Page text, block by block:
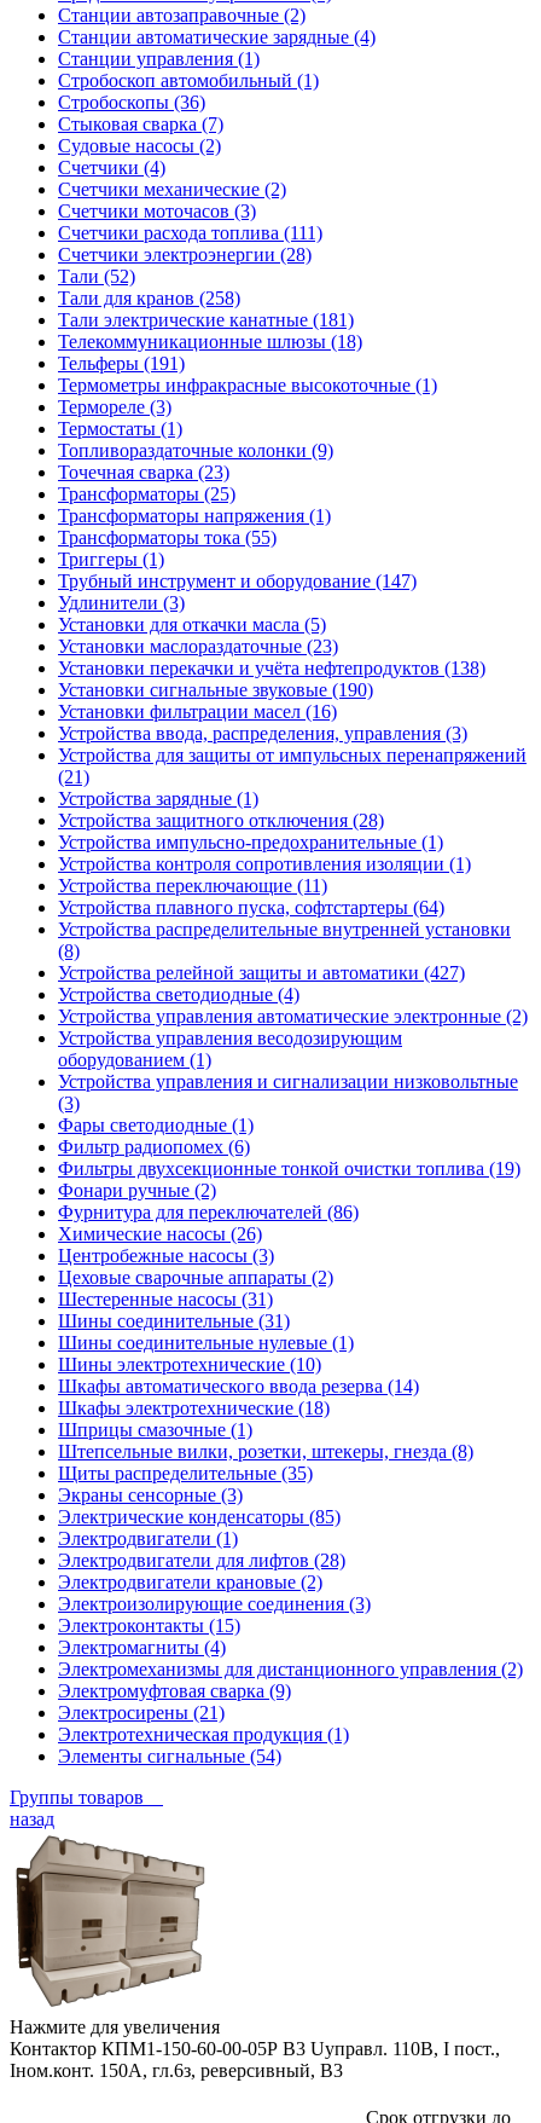
Станции автозаправочные (2)
Станции автоматические зарядные (4)
Станции управления (1)
Стробоскоп автомобильный (1)
Стробоскопы (36)
Стыковая сварка (7)
Судовые насосы (2)
Счетчики (4)
Счетчики механические (2)
Счетчики моточасов (3)
Счетчики расхода топлива (111)
Счетчики электроэнергии (28)
Тали (52)
Тали для кранов (258)
Тали электрические канатные (181)
Телекоммуникационные шлюзы (18)
Тельферы (191)
Термометры инфракрасные высокоточные (1)
Термореле (3)
Термостаты (1)
Топливораздаточные колонки (9)
Точечная сварка (23)
Трансформаторы (25)
Трансформаторы напряжения (1)
Трансформаторы тока (55)
Триггеры (1)
Трубный инструмент и оборудование (147)
Удлинители (3)
Установки для откачки масла (5)
Установки маслораздаточные (23)
Установки перекачки и учёта нефтепродуктов (138)
Установки сигнальные звуковые (190)
Установки фильтрации масел (16)
Устройства ввода, распределения, управления (3)
Устройства для защиты от импульсных перенапряжений
(21)
Устройства зарядные (1)
Устройства защитного отключения (28)
Устройства импульсно-предохранительные (1)
Устройства контроля сопротивления изоляции (1)
Устройства переключающие (11)
Устройства плавного пуска, софтстартеры (64)
Устройства распределительные внутренней установки
(8)
Устройства релейной защиты и автоматики (427)
Устройства светодиодные (4)
Устройства управления автоматические электронные (2)
Устройства управления весодозирующим
оборудованием (1)
Устройства управления и сигнализации низковольтные
(3)
Фары светодиодные (1)
Фильтр радиопомех (6)
Фильтры двухсекционные тонкой очистки топлива (19)
Фонари ручные (2)
Фурнитура для переключателей (86)
Химические насосы (26)
Центробежные насосы (3)
Цеховые сварочные аппараты (2)
Шестеренные насосы (31)
Шины соединительные (31)
Шины соединительные нулевые (1)
Шины электротехнические (10)
Шкафы автоматического ввода резерва (14)
Шкафы электротехнические (18)
Шприцы смазочные (1)
Штепсельные вилки, розетки, штекеры, гнезда (8)
Щиты распределительные (35)
Экраны сенсорные (3)
Электрические конденсаторы (85)
Электродвигатели (1)
Электродвигатели для лифтов (28)
Электродвигатели крановые (2)
Электроизолирующие соединения (3)
Электроконтакты (15)
Электромагниты (4)
Электромеханизмы для дистанционного управления (2)
Электромуфтовая сварка (9)
Электросирены (21)
Электротехническая продукция (1)
Элементы сигнальные (54)
Группы товаров
назад
Нажмите для увеличения
Контактор КПМ1-150-60-00-05Р В3 Uуправл. 110В, I пост.,
Iном.конт. 150А, гл.6з, реверсивный, В3
Срок отгрузки до